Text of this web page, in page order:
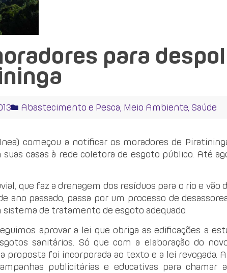
para
Abastecimento e Pesca Meio Ambiente Saúde
começou a notificar os moradores de
casas à rede coletora de esgoto público. Até
que faz a drenagem dos resíduos para o rio e vão
ano passado, passa por um processo de
de tratamento de esgoto adequado.
aprovar a lei que obriga as edificações a
sanitários. Só que com a elaboração do
proposta foi incorporada ao texto e a lei revogada.
publicitárias e educativas para chamar